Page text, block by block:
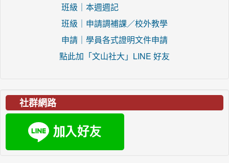
班級｜本週週記
班級｜申請調補課／校外教學
申請｜學員各式證明文件申請
點此加「文山社大」LINE 好友
社群網路